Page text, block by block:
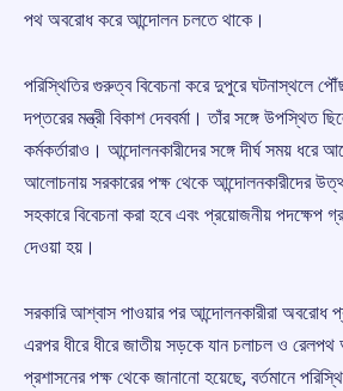
পথ অবরোধ করে আন্দোলন চলতে থাকে।
পরিস্থিতির গুরুত্ব বিবেচনা করে দুপুরে ঘটনাস্থলে
দপ্তরের মন্ত্রী বিকাশ দেববর্মা। তাঁর সঙ্গে উপস্থিত
কর্মকর্তারাও। আন্দোলনকারীদের সঙ্গে দীর্ঘ সময় ধরে
আলোচনায় সরকারের পক্ষ থেকে আন্দোলনকারীদের
সহকারে বিবেচনা করা হবে এবং প্রয়োজনীয় পদক্ষেপ
দেওয়া হয়।
সরকারি আশ্বাস পাওয়ার পর আন্দোলনকারীরা অবরোধ
এরপর ধীরে ধীরে জাতীয় সড়কে যান চলাচল ও
প্রশাসনের পক্ষ থেকে জানানো হয়েছে, বর্তমানে